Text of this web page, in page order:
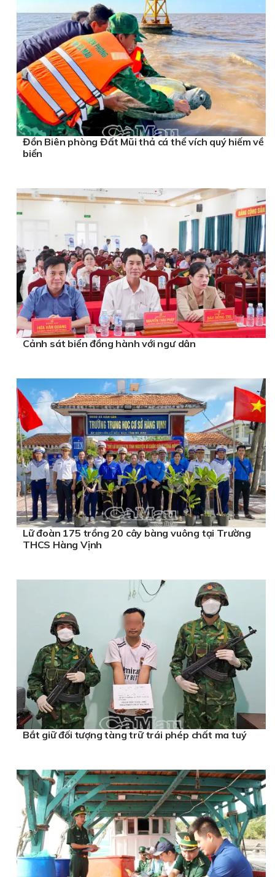
Đồn Biên phòng Đất Mũi thả cá thể vích quý hiếm về
biển
Cảnh sát biển đồng hành với ngư dân
Lữ đoàn 175 trồng 20 cây bàng vuông tại Trường
THCS Hàng Vịnh
Bắt giữ đối tượng tàng trữ trái phép chất ma tuý